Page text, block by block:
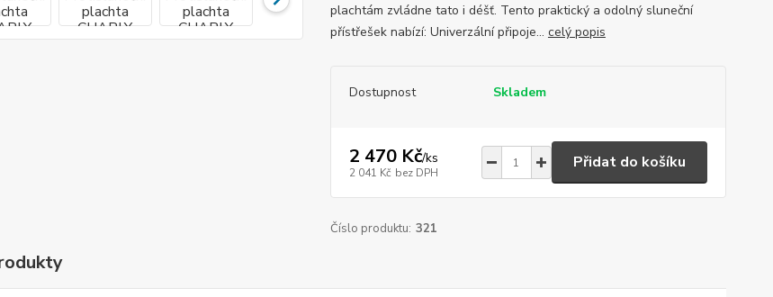
plachtám zvládne tato i déšť. Tento praktický a odolný sluneční
přístřešek nabízí: Univerzální připoje... celý popis
Dostupnost Skladem
2 470 Kč/ks
2 041 Kč bez DPH
Přidat do košíku
Číslo produktu: 321